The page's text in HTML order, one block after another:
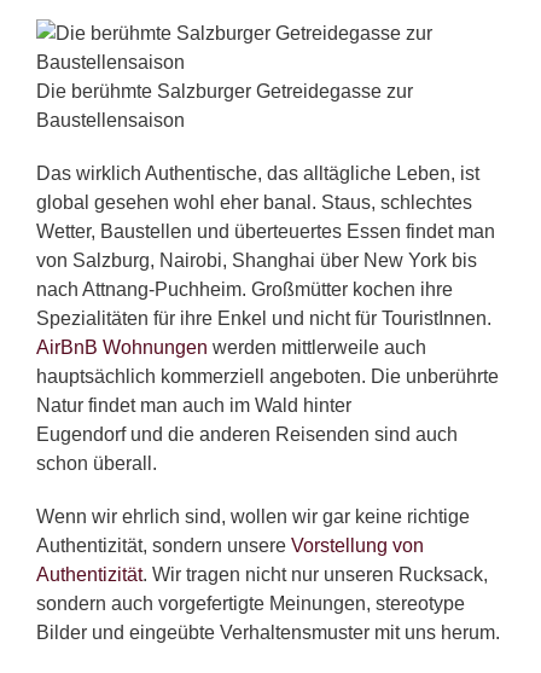
Die berühmte Salzburger Getreidegasse zur
Baustellensaison
Das wirklich Authentische, das alltägliche Leben, ist
global gesehen wohl eher banal. Staus, schlechtes
Wetter, Baustellen und überteuertes Essen findet man
von Salzburg, Nairobi, Shanghai über New York bis
nach Attnang-Puchheim. Großmütter kochen ihre
Spezialitäten für ihre Enkel und nicht für TouristInnen.
AirBnB Wohnungen werden mittlerweile auch
hauptsächlich kommerziell angeboten. Die unberührte
Natur findet man auch im Wald hinter
Eugendorf und die anderen Reisenden sind auch
schon überall.
Wenn wir ehrlich sind, wollen wir gar keine richtige
Authentizität, sondern unsere Vorstellung von
Authentizität. Wir tragen nicht nur unseren Rucksack,
sondern auch vorgefertigte Meinungen, stereotype
Bilder und eingeübte Verhaltensmuster mit uns herum.